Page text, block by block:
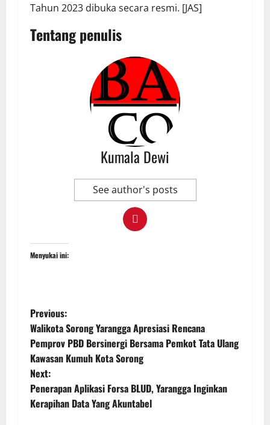
Tahun 2023 dibuka secara resmi. [JAS]
Tentang penulis
Kumala Dewi
See author's posts
Menyukai ini:
Previous:
Walikota Sorong Yarangga Apresiasi Rencana
Pemprov PBD Bersinergi Bersama Pemkot Tata Ulang
Kawasan Kumuh Kota Sorong
Next:
Penerapan Aplikasi Forsa BLUD, Yarangga Inginkan
Kerapihan Data Yang Akuntabel